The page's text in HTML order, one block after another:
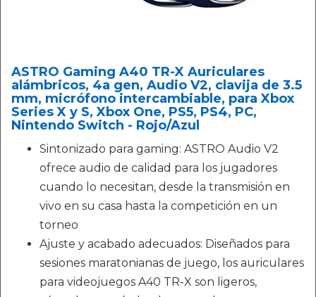
ASTRO Gaming A40 TR-X Auriculares
alámbricos, 4a gen, Audio V2, clavija de 3.5
mm, micrófono intercambiable, para Xbox
Series X y S, Xbox One, PS5, PS4, PC,
Nintendo Switch - Rojo/Azul
Sintonizado para gaming: ASTRO Audio V2
ofrece audio de calidad para los jugadores
cuando lo necesitan, desde la transmisión en
vivo en su casa hasta la competición en un
torneo
Ajuste y acabado adecuados: Diseñados para
sesiones maratonianas de juego, los auriculares
para videojuegos A40 TR-X son ligeros,